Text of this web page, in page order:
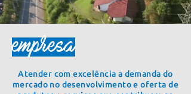
empresa
Atender com excelência a demanda do
mercado no desenvolvimento e oferta de